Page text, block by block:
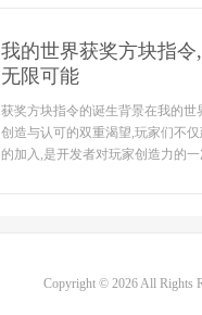
我的世界获奖方块指
无限可能
获奖方块指令的诞生背景在我的
创造与认可的双重渴望,玩家们不
的加入,是开发者对玩家创造力的
Copyright © 2026 All Rights